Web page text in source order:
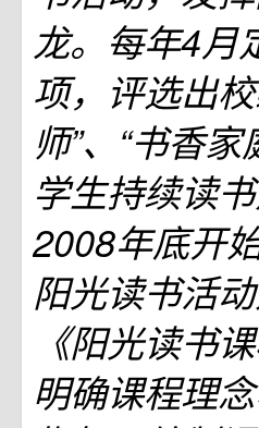
龙。每年4月
项，评选出
师”、“书香
学生持续读书
2008年底开
阳光读书活
《阳光读书
明确课程理